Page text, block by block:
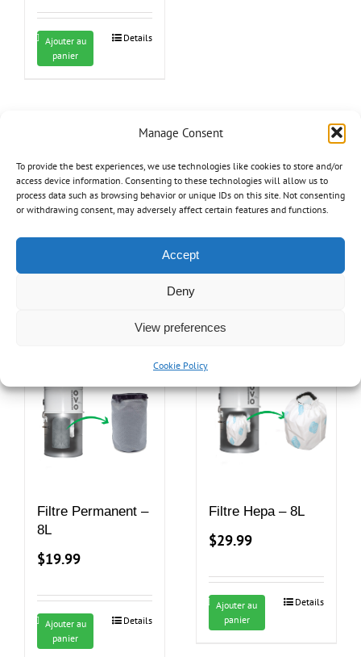
Manage Consent
To provide the best experiences, we use technologies like cookies to store and/or
access device information. Consenting to these technologies will allow us to
process data such as browsing behavior or unique IDs on this site. Not consenting
or withdrawing consent, may adversely affect certain features and functions.
Accept
Deny
View preferences
Cookie Policy
Ajouter au
panier
Details
Facebook
Product
Pin This Product
Email This
Filtre Permanent –
8L
$19.99
Ajouter au
panier
Details
Filtre Hepa – 8L
$29.99
Ajouter au
panier
Details